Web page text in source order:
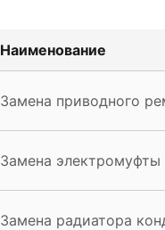
Наименование
Замена приводного
Замена
Замена радиатора